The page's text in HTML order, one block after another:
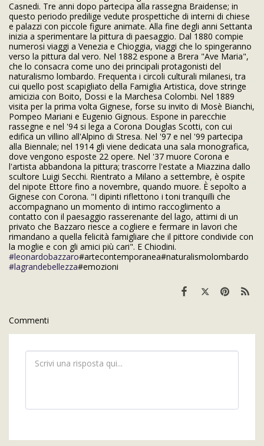
Casnedi. Tre anni dopo partecipa alla rassegna Braidense; in
questo periodo predilige vedute prospettiche di interni di chiese
e palazzi con piccole figure animate. Alla fine degli anni Settanta
inizia a sperimentare la pittura di paesaggio. Dal 1880 compie
numerosi viaggi a Venezia e Chioggia, viaggi che lo spingeranno
verso la pittura dal vero. Nel 1882 espone a Brera "Ave Maria",
che lo consacra come uno dei principali protagonisti del
naturalismo lombardo. Frequenta i circoli culturali milanesi, tra
cui quello post scapigliato della Famiglia Artistica, dove stringe
amicizia con Boito, Dossi e la Marchesa Colombi. Nel 1889
visita per la prima volta Gignese, forse su invito di Mosè Bianchi,
Pompeo Mariani e Eugenio Gignous. Espone in parecchie
rassegne e nel '94 si lega a Corona Douglas Scotti, con cui
edifica un villino all'Alpino di Stresa. Nel '97 e nel '99 partecipa
alla Biennale; nel 1914 gli viene dedicata una sala monografica,
dove vengono esposte 22 opere. Nel '37 muore Corona e
l'artista abbandona la pittura; trascorre l'estate a Miazzina dallo
scultore Luigi Secchi. Rientrato a Milano a settembre, è ospite
del nipote Ettore fino a novembre, quando muore. È sepolto a
Gignese con Corona. "I dipinti riflettono i toni tranquilli che
accompagnano un momento di intimo raccoglimento a
contatto con il paesaggio rasserenante del lago, attimi di un
privato che Bazzaro riesce a cogliere e fermare in lavori che
rimandano a quella felicità famigliare che il pittore condivide con
la moglie e con gli amici più cari". E Chiodini.
#leonardobazzaro#artecontemporanea#naturalismolombardo
#lagrandebellezza#emozioni
Commenti